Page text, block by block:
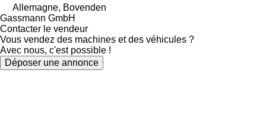
Allemagne, Bovenden
Gassmann GmbH
Contacter le vendeur
Vous vendez des machines et des véhicules ?
Avec nous, c'est possible !
Déposer une annonce